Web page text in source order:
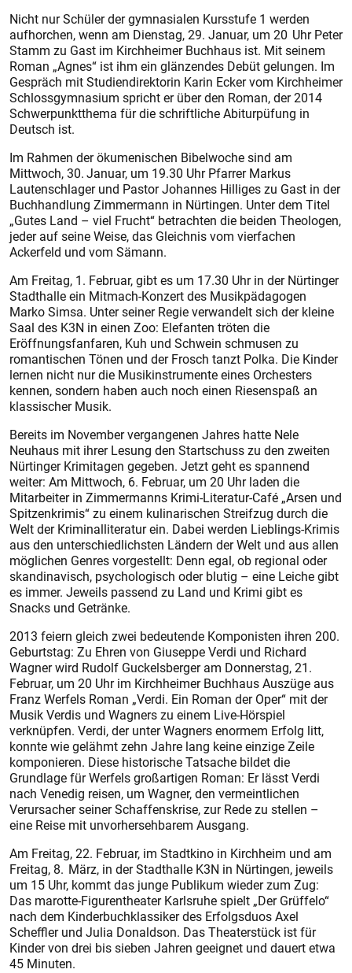
Nicht nur Schüler der gymnasialen Kursstufe 1 werden
aufhorchen, wenn am Dienstag, 29. Januar, um 20 Uhr Peter
Stamm zu Gast im Kirchheimer Buchhaus ist. Mit seinem
Roman „Agnes“ ist ihm ein glänzendes Debüt gelungen. Im
Gespräch mit Studiendirektorin Karin Ecker vom Kirchheimer
Schlossgymnasium spricht er über den Roman, der 2014
Schwerpunktthema für die schriftliche Abiturpüfung in
Deutsch ist.
Im Rahmen der ökumenischen Bibelwoche sind am
Mittwoch, 30. Januar, um 19.30 Uhr Pfarrer Markus
Lautenschlager und Pastor Johannes Hilliges zu Gast in der
Buchhandlung Zimmermann in Nürtingen. Unter dem Titel
„Gutes Land – viel Frucht“ betrachten die beiden Theologen,
jeder auf seine Weise, das Gleichnis vom vierfachen
Ackerfeld und vom Sämann.
Am Freitag, 1. Februar, gibt es um 17.30 Uhr in der Nürtinger
Stadthalle ein Mitmach-Konzert des Musikpäda­gogen
Marko Simsa. Unter seiner Regie verwandelt sich der kleine
Saal des K3N in einen Zoo: Elefanten tröten die
Eröffnungsfanfaren, Kuh und Schwein schmusen zu
romantischen Tönen und der Frosch tanzt Polka. Die Kinder
lernen nicht nur die Musikinstrumente eines Orchesters
kennen, sondern haben auch noch einen Riesenspaß an
klassischer Musik.
Bereits im November vergangenen Jahres hatte Nele
Neuhaus mit ihrer Lesung den Startschuss zu den zweiten
Nürtinger Krimitagen gegeben. Jetzt geht es spannend
weiter: Am Mittwoch, 6. Februar, um 20 Uhr laden die
Mitarbeiter in Zimmermanns Krimi-Literatur-Café „Arsen und
Spitzenkrimis“ zu einem kulinarischen Streifzug durch die
Welt der Kriminalliteratur ein. Dabei werden Lieblings-Krimis
aus den unterschiedlichsten Ländern der Welt und aus allen
möglichen Genres vorgestellt: Denn egal, ob regional oder
skandinavisch, psychologisch oder blutig – eine Leiche gibt
es immer. Jeweils passend zu Land und Krimi gibt es
Snacks und Getränke.
2013 feiern gleich zwei bedeutende Komponisten ihren 200.
Geburtstag: Zu Ehren von Giuseppe Verdi und Richard
Wagner wird Rudolf Guckelsberger am Donnerstag, 21.
Februar, um 20 Uhr im Kirchheimer Buchhaus Auszüge aus
Franz Werfels Roman „Verdi. Ein Roman der Oper“ mit der
Musik Verdis und Wagners zu einem Live-Hörspiel
verknüpfen. Verdi, der unter Wagners enormem Erfolg litt,
konnte wie gelähmt zehn Jahre lang keine einzige Zeile
komponieren. Diese historische Tatsache bildet die
Grundlage für Werfels großartigen Roman: Er lässt Verdi
nach Venedig reisen, um Wagner, den vermeintlichen
Verursacher seiner Schaffenskrise, zur Rede zu stellen –
eine Reise mit unvorhersehbarem Ausgang.
Am Freitag, 22. Februar, im Stadtkino in Kirchheim und am
Freitag, 8. März, in der Stadthalle K3N in Nürtingen, jeweils
um 15 Uhr, kommt das junge Publikum wieder zum Zug:
Das marotte-Figurentheater Karlsruhe spielt „Der Grüffelo“
nach dem Kinderbuchklassiker des Erfolgsduos Axel
Scheffler und Julia Donaldson. Das Theaterstück ist für
Kinder von drei bis sieben Jahren geeignet und dauert etwa
45 Minuten.